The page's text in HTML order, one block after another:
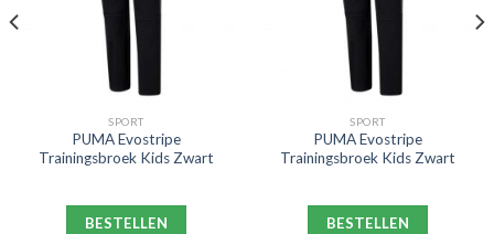
SPORT
PUMA Evostripe
Trainingsbroek Kids Zwart
BESTELLEN
SPORT
PUMA Evostripe
Trainingsbroek Kids Zwart
BESTELLEN